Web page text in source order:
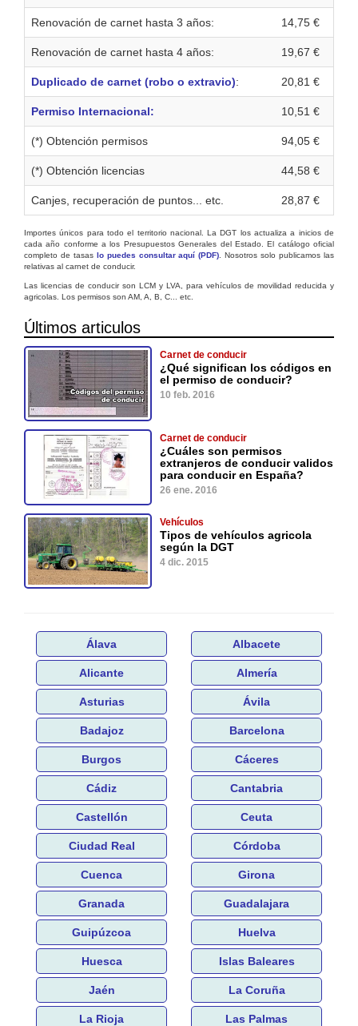
Renovación de carnet hasta 3 años: 14,75 €
Renovación de carnet hasta 4 años: 19,67 €
Duplicado de carnet (robo o extravio): 20,81 €
Permiso Internacional: 10,51 €
(*) Obtención permisos 94,05 €
(*) Obtención licencias 44,58 €
Canjes, recuperación de puntos... etc. 28,87 €
Importes únicos para todo el territorio nacional. La DGT los actualiza a inicios de
cada año conforme a los Presupuestos Generales del Estado. El catálogo oficial
completo de tasas lo puedes consultar aquí (PDF) . Nosotros solo publicamos las
relativas al carnet de conducir.
Las licencias de conducir son LCM y LVA, para vehículos de movilidad reducida y
agricolas. Los permisos son AM, A, B, C... etc.
Últimos articulos
Carnet de conducir
¿Qué significan los códigos en
el permiso de conducir?
10 feb. 2016
Carnet de conducir
¿Cuáles son permisos
extranjeros de conducir validos
para conducir en España?
26 ene. 2016
Vehículos
Tipos de vehículos agricola
según la DGT
4 dic. 2015
Álava Albacete
Alicante Almería
Asturias Ávila
Badajoz Barcelona
Burgos Cáceres
Cádiz Cantabria
Castellón Ceuta
Ciudad Real Córdoba
Cuenca Girona
Granada Guadalajara
Guipúzcoa Huelva
Huesca Islas Baleares
Jaén La Coruña
La Rioja Las Palmas